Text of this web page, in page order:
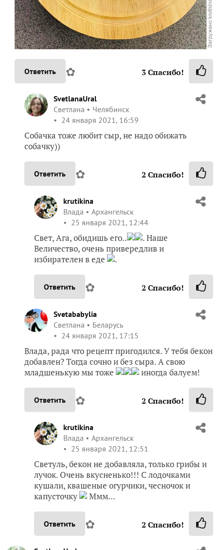
Ответить ✿ 3Спасибо!
SvetlanaUral
Светлана
Челябинск
24 января 2021, 16:59
Собачка тоже любит сыр, не надо обижать
собачку))
Ответить ✿ 2 Спасибо!
krutikina
Влада
Архангельск
25 января 2021, 12:44
Свет, Ага, обидишь его..
. Наше
Величество, очень привередлив и
избирателен в еде
.
Ответить ✿ 2 Спасибо!
Svetababylia
Светлана
Беларусь
24 января 2021, 17:15
Влада, рада что рецепт пригодился. У тебя бекон
добавлен? Тогда сочно и без сыра. А свою
младшенькую мы тоже
иногда балуем!
Ответить ✿ 2 Спасибо!
krutikina
Влада
Архангельск
25 января 2021, 12:51
Светуль, бекон не добавляла, только грибы и
лучок. Очень вкусненько!!! С лодочками
кушали, квашеные огурчики, чесночок и
капусточку
Ммм…
Ответить ✿ 2 Спасибо!